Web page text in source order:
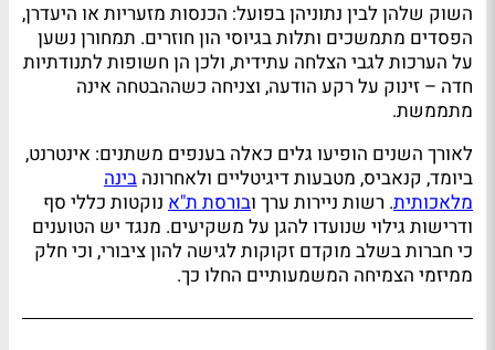
השוק שלהן לבין נתוניהן בפועל: הכנסות מזעריות או היעדרן,
הפסדים מתמשכים ותלות בגיוסי הון חוזרים. תמחורן נשען
על הערכות לגבי הצלחה עתידית, ולכן הן חשופות לתנודתיות
חדה – זינוק על רקע הודעה, וצניחה כשההבטחה אינה
מתממשת.
לאורך השנים הופיעו גלים כאלה בענפים משתנים: אינטרנט,
ביומד, קנאביס, מטבעות דיגיטליים ולאחרונה בינה
מלאכותית. רשות ניירות ערך ובורסת ת"א נוקטות כללי סף
ודרישות גילוי שנועדו להגן על משקיעים. מנגד יש הטוענים
כי חברות בשלב מוקדם זקוקות לגישה להון ציבורי, וכי חלק
ממיזמי הצמיחה המשמעותיים החלו כך.